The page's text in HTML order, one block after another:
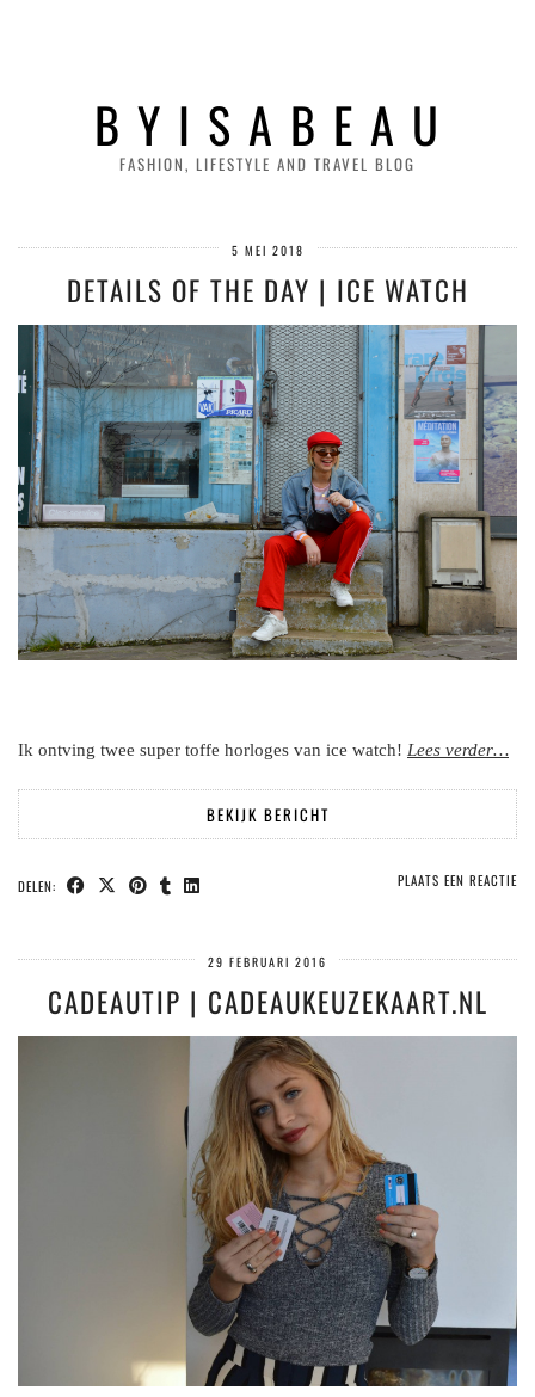
B Y I S A B E A U
FASHION, LIFESTYLE AND TRAVEL BLOG
5 MEI 2018
DETAILS OF THE DAY | ICE WATCH
Ik ontving twee super toffe horloges van ice watch! Lees verder…
BEKIJK BERICHT
DELEN: PLAATS EEN REACTIE
29 FEBRUARI 2016
CADEAUTIP | CADEAUKEUZEKAART.NL